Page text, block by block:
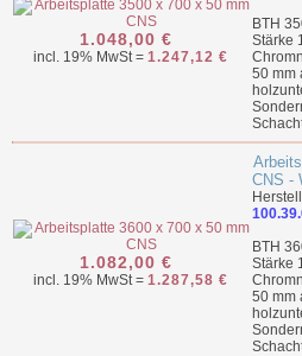
1.048,00 €
incl. 19% MwSt = 1.247,12 €
BTH
Stärke
50 mm
1.082,00 €
incl. 19% MwSt = 1.287,58 €
CNS -
BTH
Stärke
50 mm